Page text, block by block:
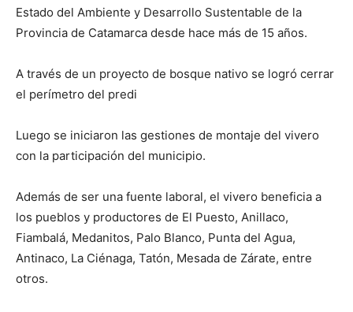
Estado del Ambiente y Desarrollo Sustentable de la
Provincia de Catamarca desde hace más de 15 años.
A través de un proyecto de bosque nativo se logró cerrar
el perímetro del predi
Luego se iniciaron las gestiones de montaje del vivero
con la participación del municipio.
Además de ser una fuente laboral, el vivero beneficia a
los pueblos y productores de El Puesto, Anillaco,
Fiambalá, Medanitos, Palo Blanco, Punta del Agua,
Antinaco, La Ciénaga, Tatón, Mesada de Zárate, entre
otros.